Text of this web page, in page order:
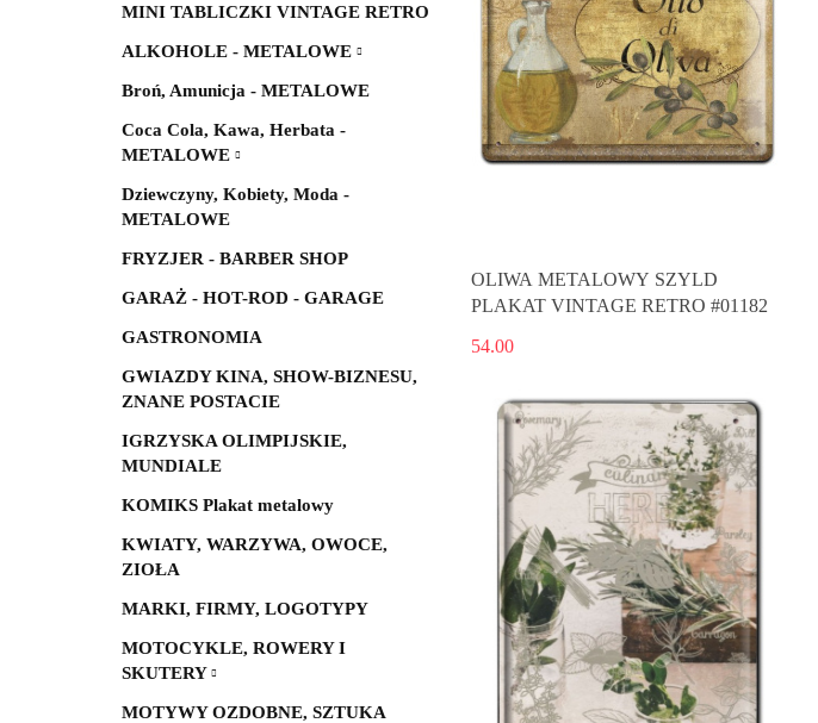
MINI TABLICZKI VINTAGE RETRO
ALKOHOLE - METALOWE
Broń, Amunicja - METALOWE
Coca Cola, Kawa, Herbata -
METALOWE
Dziewczyny, Kobiety, Moda -
METALOWE
FRYZJER - BARBER SHOP
GARAŻ - HOT-ROD - GARAGE
GASTRONOMIA
GWIAZDY KINA, SHOW-BIZNESU,
ZNANE POSTACIE
IGRZYSKA OLIMPIJSKIE,
MUNDIALE
KOMIKS Plakat metalowy
KWIATY, WARZYWA, OWOCE,
ZIOŁA
MARKI, FIRMY, LOGOTYPY
MOTOCYKLE, ROWERY I
SKUTERY
MOTYWY OZDOBNE, SZTUKA
OLIWA METALOWY SZYLD
PLAKAT VINTAGE RETRO #01182
54.00